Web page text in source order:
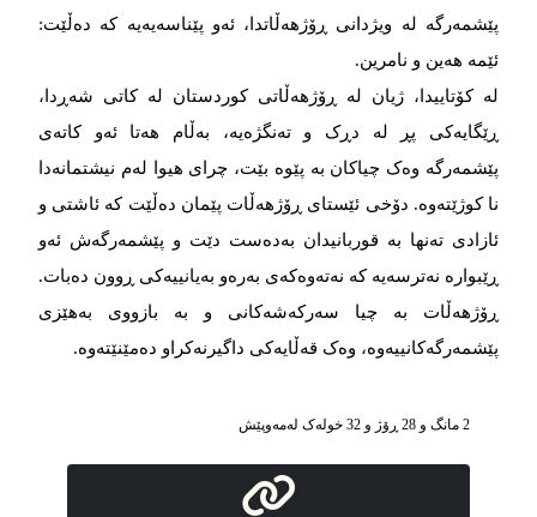
پێشمەرگە لە ویژدانی ڕۆژهەڵاتدا، ئەو پێناسەیەیە کە دەڵێت:
ئێمە هەین و نامرین.
لە کۆتاییدا، ژیان لە ڕۆژهەڵاتی کوردستان لە کاتی شەڕدا،
ڕێگایەکی پڕ لە دڕک و تەنگژەیە، بەڵام هەتا ئەو کاتەی
پێشمەرگە وەک چیاکان بە پێوە بێت، چرای هیوا لەم نیشتمانەدا
نا کوژێتەوە. دۆخی ئێستای ڕۆژهەڵات پێمان دەڵێت کە ئاشتی و
ئازادی تەنها بە قوربانیدان بەدەست دێت و پێشمەرگەش ئەو
ڕێبوارە نه‌ترسه‌یه‌ کە نەتەوەکەی بەرەو بەیانییەکی ڕوون دەبات.
ڕۆژهەڵات بە چیا سەرکەشەکانی و بە بازووی بەهێزی
پێشمەرگەکانییەوە، وەک قەڵایەکی داگیرنەکراو دەمێنێتەوە.
2 مانگ و 28 ڕۆژ و 32 خوله‌ک له‌مه‌وپێش‌